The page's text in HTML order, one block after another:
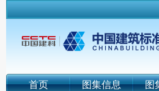
首页 图集信息 图